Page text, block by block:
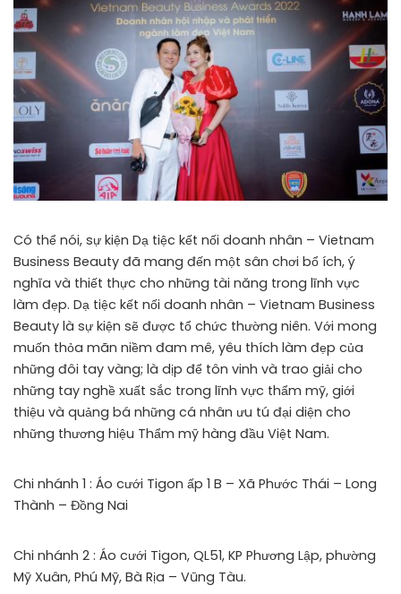
Có thể nói, sự kiện Dạ tiệc kết nối doanh nhân – Vietnam
Business Beauty đã mang đến một sân chơi bổ ích, ý
nghĩa và thiết thực cho những tài năng trong lĩnh vực
làm đẹp. Dạ tiệc kết nối doanh nhân – Vietnam Business
Beauty là sự kiện sẽ được tổ chức thường niên. Với mong
muốn thỏa mãn niềm đam mê, yêu thích làm đẹp của
những đôi tay vàng; là dịp để tôn vinh và trao giải cho
những tay nghề xuất sắc trong lĩnh vực thẩm mỹ, giới
thiệu và quảng bá những cá nhân ưu tú đại diện cho
những thương hiệu Thẩm mỹ hàng đầu Việt Nam.
Chi nhánh 1 : Áo cưới Tigon ấp 1 B – Xã Phước Thái – Long
Thành – Đồng Nai
Chi nhánh 2 : Áo cưới Tigon, QL51, KP Phương Lập, phường
Mỹ Xuân, Phú Mỹ, Bà Rịa – Vũng Tàu.